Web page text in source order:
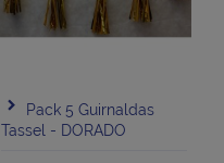
Pack 5 Guirnaldas
Tassel - DORADO